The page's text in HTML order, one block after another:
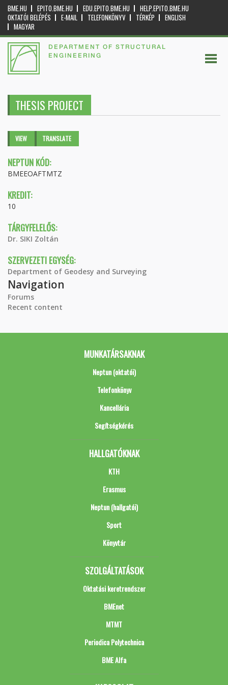
BME.HU EPITO.BME.HU EDU.EPITO.BME.HU
HELP.EPITO.BME.HU
OKTATÓI BELÉPÉS
E-MAIL TELEFONKÖNYV TÉRKÉP
ENGLISH
MAGYAR
DEPARTMENT OF STRUCTURAL
ENGINEERING
THESIS PROJECT
Primary tabs
VIEW (ACTIVETRANSLATE
NEPTUN KÓD:
BMEEOAFTMTZ
KREDIT:
10
TÁRGYFELELŐS:
Dr. SIKI Zoltán
SZERVEZETI EGYSÉG:
Department of Geodesy and Surveying
Navigation
Forums
Recent content
MUNKATÁRSAKNAK
Neptun (oktatói)
Telefonkönyv
Kancellária
Segítségkérés
HALLGATÓKNAK
KTH
Erasmus
Neptun (hallgatói)
Sport
Könyvtár
SZOLGÁLTATÁSOK
Oktatási keretrendszer
BMEnet
MTMT
Periodica Polytechnica
BME Alfa